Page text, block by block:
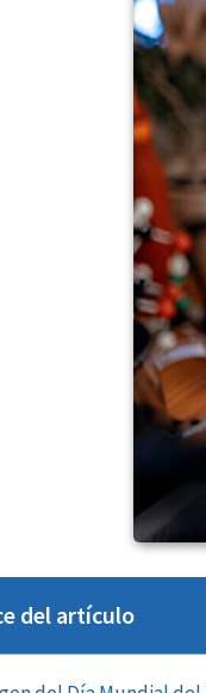
del artículo